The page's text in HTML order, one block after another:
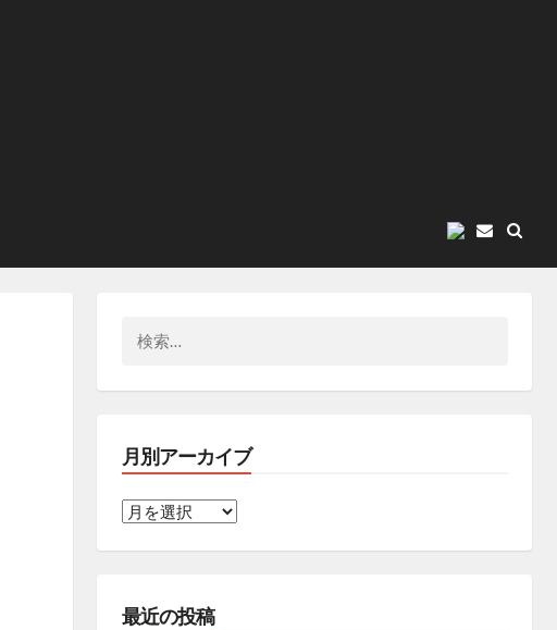
E
索:
月別アーカイブ
月
カ
最近の投稿